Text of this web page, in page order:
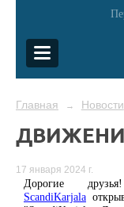
Главная → Новости
17 января 2024 г.
Дорогие
ScandiKarjala